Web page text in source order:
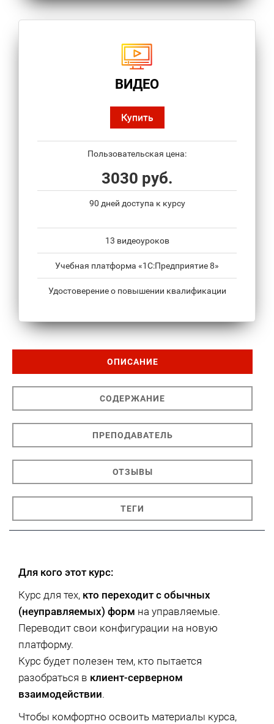
ВИДЕО
Купить
Пользовательская цена:
3030 руб.
90 дней доступа к курсу
13 видеоуроков
Учебная платформа «1С:Предприятие 8»
Удостоверение о повышении квалификации
ОПИСАНИЕ
СОДЕРЖАНИЕ
ПРЕПОДАВАТЕЛЬ
ОТЗЫВЫ
ТЕГИ
Для кого этот курс:
Курс для тех, кто переходит с обычных
(неуправляемых) форм на управляемые.
Переводит свои конфигурации на новую
платформу.
Курс будет полезен тем, кто пытается
разобраться в клиент-серверном
взаимодействии.
Чтобы комфортно освоить материалы курса,